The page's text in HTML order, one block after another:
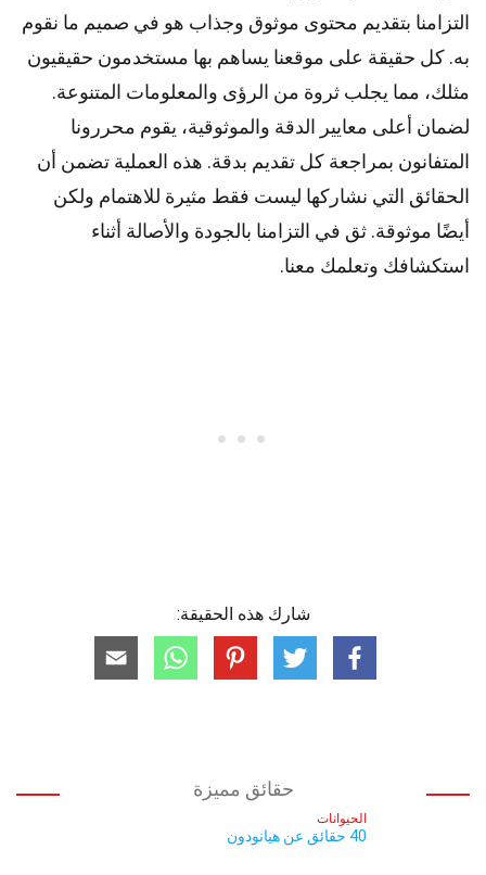
التزامنا بتقديم محتوى موثوق وجذاب هو في صميم ما نقوم
به. كل حقيقة على موقعنا يساهم بها مستخدمون حقيقيون
مثلك، مما يجلب ثروة من الرؤى والمعلومات المتنوعة.
لضمان أعلى معايير الدقة والموثوقية، يقوم محررونا
المتفانون بمراجعة كل تقديم بدقة. هذه العملية تضمن أن
الحقائق التي نشاركها ليست فقط مثيرة للاهتمام ولكن
أيضًا موثوقة. ثق في التزامنا بالجودة والأصالة أثناء
استكشافك وتعلمك معنا.
شارك هذه الحقيقة:
حقائق مميزة
الحيوانات
40 حقائق عن هيانودون